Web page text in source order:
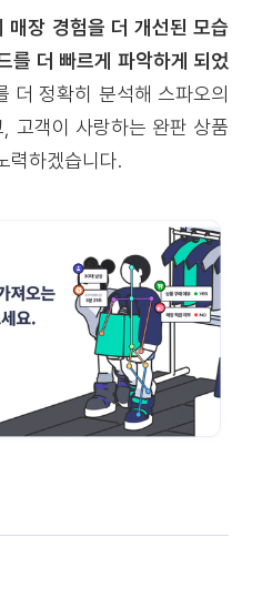
매장 경험을 더 개선된 모습
를 더 빠르게 파악하게 되었
더 정확히 분석해 스파오의
고객이 사랑하는 완판 상품
력하겠습니다.